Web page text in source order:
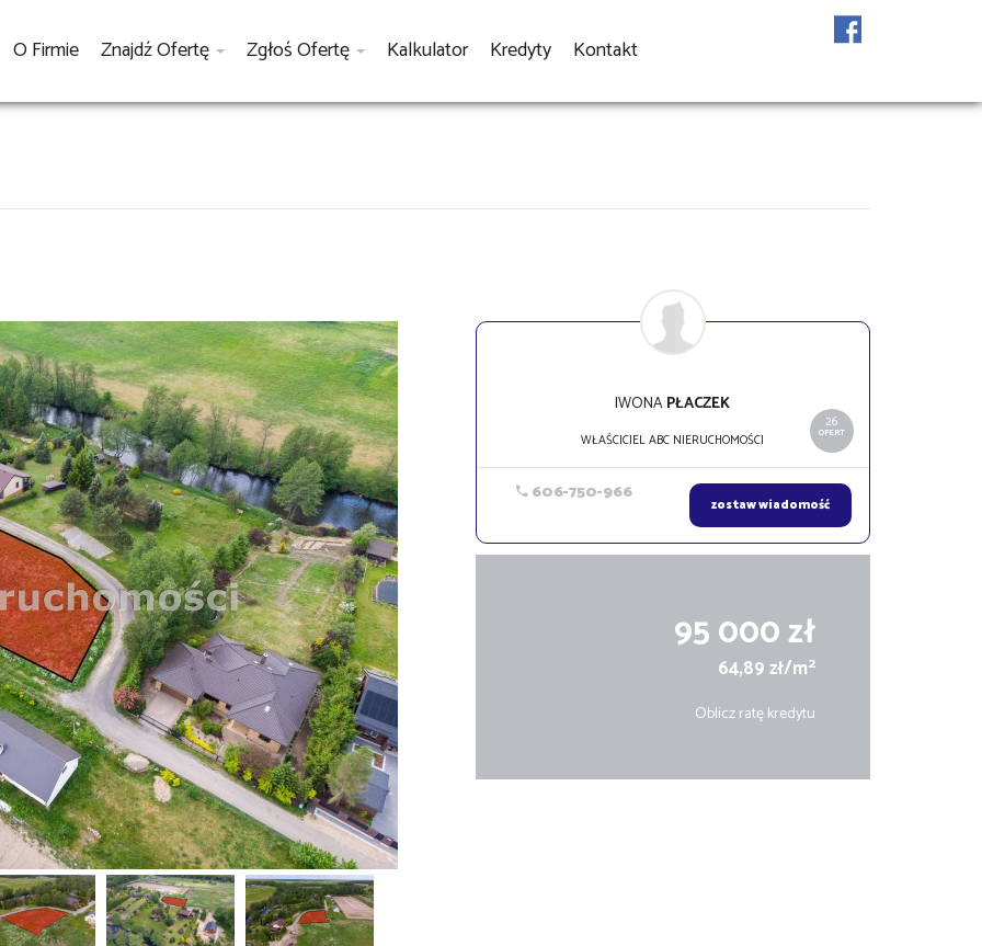
O Firmie Znajdź Ofertę Zgłoś Ofertę Kalkulator Kredyty Kontakt
26
OFERT
IWONAPŁACZEK
WŁAŚCICIEL ABC NIERUCHOMOŚCI
606-750-966 zostaw wiadomość
95 000 zł
64,89 zł/m2
Oblicz ratę kredytu